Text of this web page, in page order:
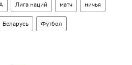
Лига наций матч ничья
Беларусь Футбол